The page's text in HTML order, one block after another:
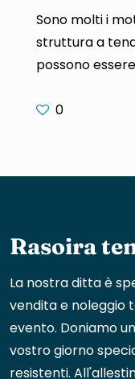
Sono molti i
struttura a
possono
0
Rasoira
La nostra ditta è
vendita e noleggio
evento. Doniamo
vostro giorno
resistenti.